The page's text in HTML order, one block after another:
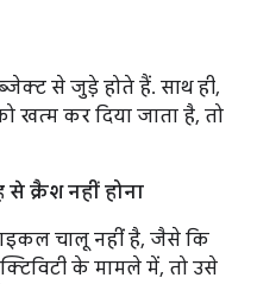
से जुड़े होते हैं. साथ ही,
कर दिया जाता है, तो
क्रैश नहीं होना
चालू नहीं है, जैसे कि
के मामले में, तो उसे